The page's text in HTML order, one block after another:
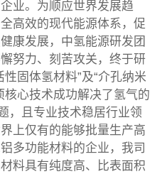
业。为顺应世界发展趋
高效的现代能源体系，促
康发展，中氢能源研发团
努力、刻苦攻关，终于研
固体氢材料”及“介孔纳米
核心技术成功解决了氢气的
，且专业技术稳居行业领
上仅有的能够批量生产高
多功能材料的企业，我司
料具有纯度高、比表面积